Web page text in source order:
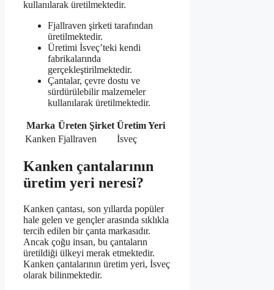
kullanılarak üretilmektedir.
Fjallraven şirketi tarafından
üretilmektedir.
Üretimi İsveç’teki kendi
fabrikalarında
gerçekleştirilmektedir.
Çantalar, çevre dostu ve
sürdürülebilir malzemeler
kullanılarak üretilmektedir.
Marka Üreten Şirket Üretim Yeri
Kanken Fjallraven İsveç
Kanken çantalarının
üretim yeri neresi?
Kanken çantası, son yıllarda popüler
hale gelen ve gençler arasında sıklıkla
tercih edilen bir çanta markasıdır.
Ancak çoğu insan, bu çantaların
üretildiği ülkeyi merak etmektedir.
Kanken çantalarının üretim yeri, İsveç
olarak bilinmektedir.